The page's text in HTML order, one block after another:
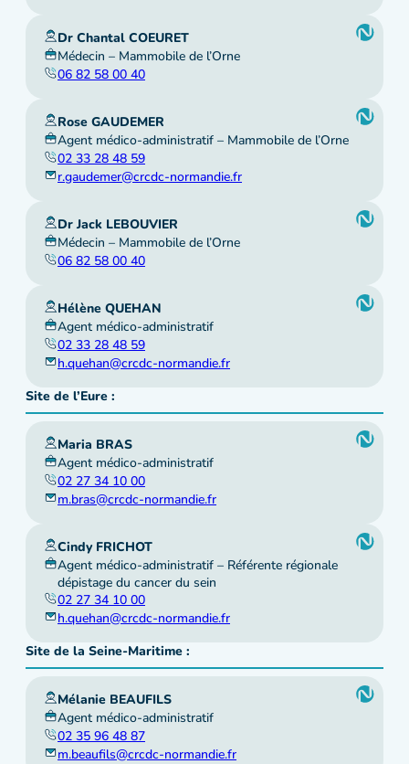
Dr Chantal COEURET
Médecin – Mammobile de l’Orne
06 82 58 00 40
Rose GAUDEMER
Agent médico-administratif – Mammobile de l’Orne
02 33 28 48 59
r.gaudemer@crcdc-normandie.fr
Dr Jack LEBOUVIER
Médecin – Mammobile de l’Orne
06 82 58 00 40
Hélène QUEHAN
Agent médico-administratif
02 33 28 48 59
h.quehan@crcdc-normandie.fr
Site de l’Eure :
Maria BRAS
Agent médico-administratif
02 27 34 10 00
m.bras@crcdc-normandie.fr
Cindy FRICHOT
Agent médico-administratif – Référente régionale
dépistage du cancer du sein
02 27 34 10 00
h.quehan@crcdc-normandie.fr
Site de la Seine-Maritime :
Mélanie BEAUFILS
Agent médico-administratif
02 35 96 48 87
m.beaufils@crcdc-normandie.fr